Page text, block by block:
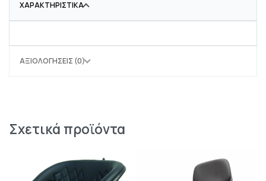
ΧΑΡΑΚΤΗΡΙΣΤΙΚΆ
ΑΞΙΟΛΟΓΉΣΕΙΣ (0)
Σχετικά προϊόντα